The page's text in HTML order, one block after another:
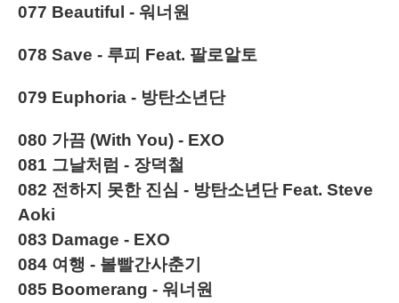
077 Beautiful - 워너원
078 Save - 루피 Feat. 팔로알토
079 Euphoria - 방탄소년단
080 가끔 (With You) - EXO
081 그날처럼 - 장덕철
082 전하지 못한 진심 - 방탄소년단 Feat. Steve
Aoki
083 Damage - EXO
084 여행 - 볼빨간사춘기
085 Boomerang - 워너원